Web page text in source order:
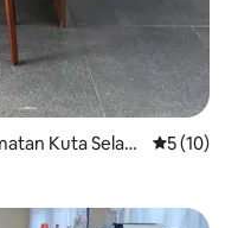
Kuta Selata
Средна
5 (10)